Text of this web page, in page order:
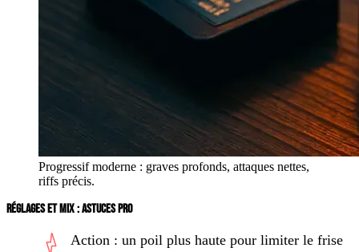
Progressif moderne : graves profonds, attaques nettes,
riffs précis.
RÉGLAGES ET MIX : ASTUCES PRO
Action : un poil plus haute pour limiter le frise